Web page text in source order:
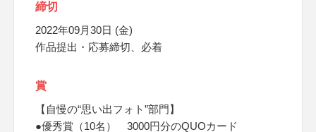
締切
2022年09月30日 (金)
作品提出・応募締切、必着
賞
【自慢の“思い出フォト”部門】
●優秀賞（10名） 3000円分のQUOカード